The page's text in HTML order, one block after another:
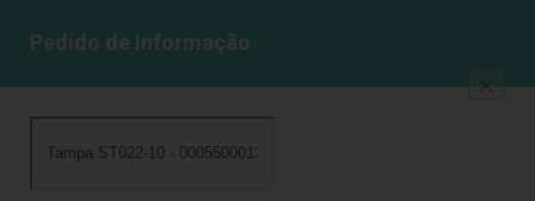
Pedido de Informação
×